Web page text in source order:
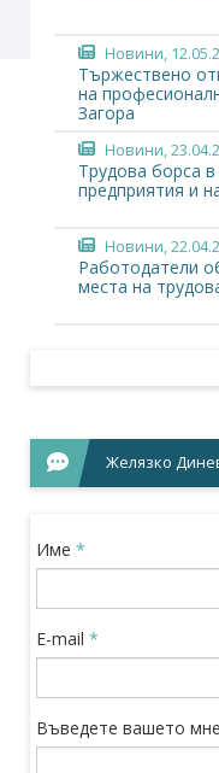
Новини ,
Тържествено
на
Загора
Новини ,
Трудова борса
предприятия и
Новини ,
Работодатели
места на
Желязко
Име *
E-mail *
Въведете вашето